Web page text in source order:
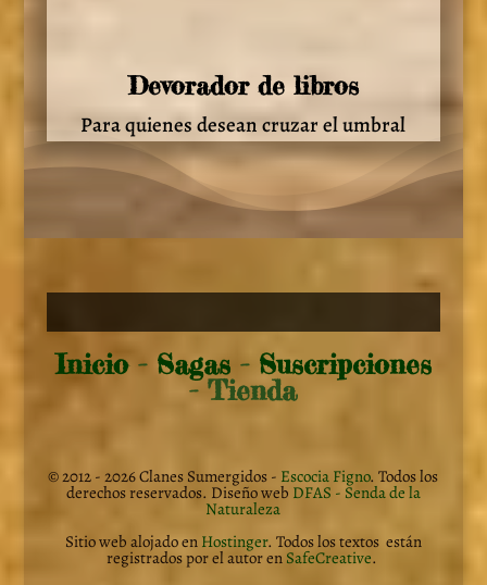
Devorador de libros
Para quienes desean cruzar el umbral
Inicio- Sagas- Suscripciones
- Tienda
© 2012 - 2026 Clanes Sumergidos - Escocia Figno. Todos los
derechos reservados. Diseño web DFAS - Senda de la
Naturaleza
Sitio web alojado en Hostinger. Todos los textos están
registrados por el autor en SafeCreative.